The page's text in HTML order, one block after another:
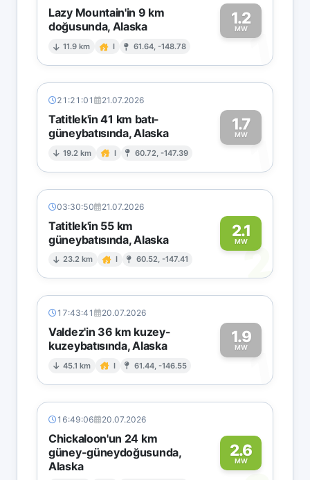
Lazy Mountain'in 9 km
doğusunda, Alaska
11.9 km I 61.64, -148.78
1.2
MW1
21:21:01 21.07.2026
Tatitlek'in 41 km batı-
güneybatısında, Alaska
19.2 km I 60.72, -147.39
1.7
MW1
03:30:50 21.07.2026
Tatitlek'in 55 km
güneybatısında, Alaska
23.2 km I 60.52, -147.41
2.1
MW2
17:43:41 20.07.2026
Valdez'in 36 km kuzey-
kuzeybatısında, Alaska
45.1 km I 61.44, -146.55
1.9
MW1
16:49:06 20.07.2026
Chickaloon'un 24 km
güney-güneydoğusunda,
Alaska
2.6
MW